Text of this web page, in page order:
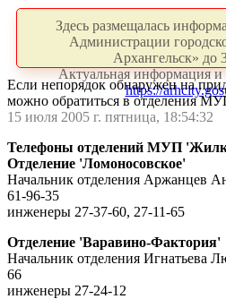
Здесь размещалась
Администрации
Архангельск» до
Актуальная информация и
https://
Если непорядок обнаружен на
можно обратиться в отделения
15 июля 2005 г. пятница, 18:54:32
Телефоны отделений МУП
Отделение 'Ломоносовское'
Начальник отделения Аржанцев
61-96-35
инженеры 27-37-60, 27-11-65
Отделение 'Варавино-Фактория'
Начальник отделения Игнатьева
66
инженеры 27-24-12